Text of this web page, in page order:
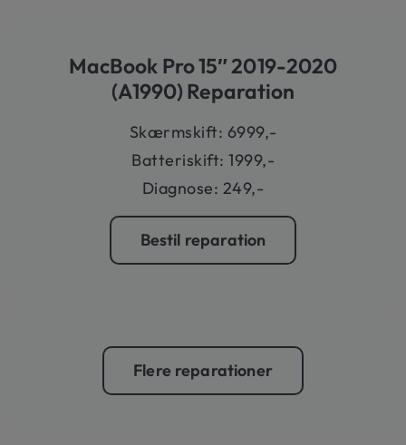
MacBook Pro 15″ 2019-2020
(A1990) Reparation
Skærmskift: 6999,-
Batteriskift: 1999,-
Diagnose: 249,-
Bestil reparation
Flere reparationer